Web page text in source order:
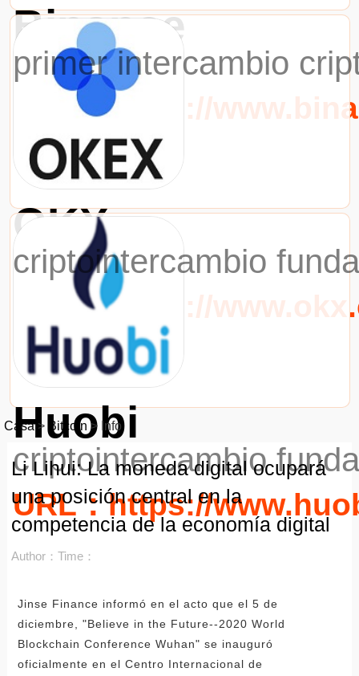
Binance
primer intercambio
URL：https://
OKX
criptointercambio
URL：https://
Huobi
criptointercambio
URL：https://
Casa> Bitcoin > Info
Li Lihui: La moneda digital ocupará
una posición central en la
competencia de la economía digital
Author： Time：
Jinse Finance informó en el acto que el 5 de
diciembre, "Believe in the Future--2020 World
Blockchain Conference Wuhan" se inauguró
oficialmente en el Centro Internacional de